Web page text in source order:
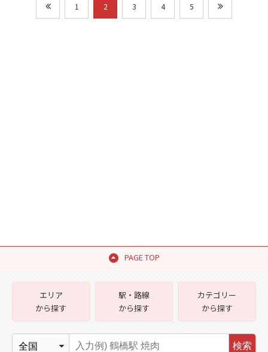
1 2 3 4 5
PAGE TOP
エリア
から探す
駅・路線
から探す
カテゴリー
から探す
検索